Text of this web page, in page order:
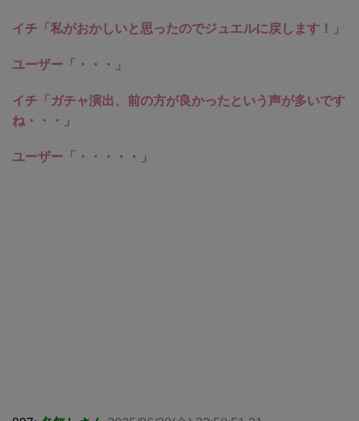
イチ「私がおかしいと思ったのでジュエルに戻します！」
ユーザー「・・・」
イチ「ガチャ演出、前の方が良かったという声が多いです
ね・・・」
ユーザー「・・・・・」